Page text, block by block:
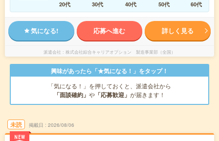
20代
30代 40代 50代 60代
気になる! 応募へ進む 詳しく見る
派遣会社 株式会社綜合キャリアオプション 製造事業部（全国）
興味があったら「★気になる！」をタップ！
「気になる！」を押しておくと、派遣会社から
「面談確約」 や 「応募歓迎」 が届きます！
未読
NEW
掲載日 2026/08/06